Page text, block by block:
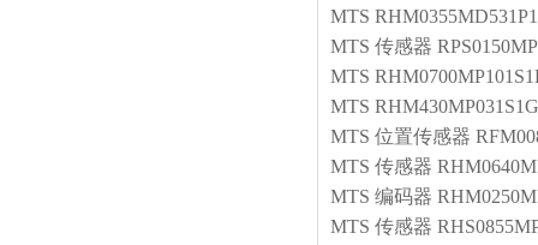
MTS
MTS 传感器
MTS
MTS
MTS 位置传感器
MTS 传感器
MTS 编码器
MTS 传感器